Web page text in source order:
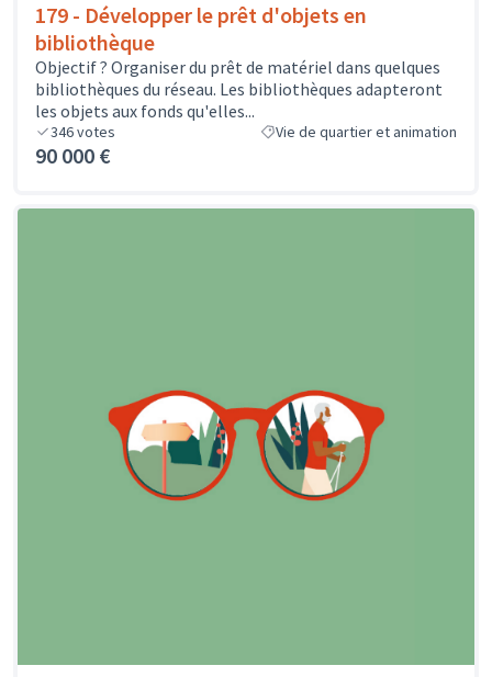
179 - Développer le prêt d'objets en
bibliothèque
Objectif ? Organiser du prêt de matériel dans quelques
bibliothèques du réseau. Les bibliothèques adapteront
les objets aux fonds qu'elles...
346votes Vie de quartier et animation
90 000 €